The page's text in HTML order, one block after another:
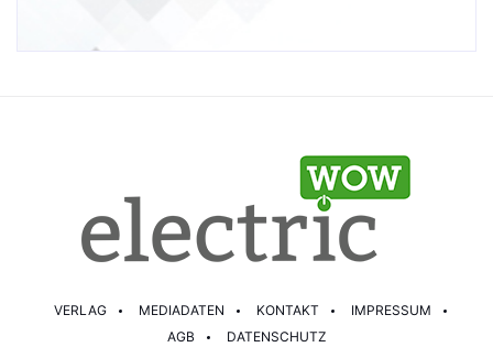
VERLAG MEDIADATEN KONTAKT
IMPRESSUM
AGB
DATENSCHUTZ